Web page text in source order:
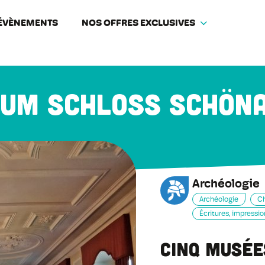
NOS OFFRES EXCLUSIVES
Schloss
Archéologie
Archéologie
Écritures,
Cinq